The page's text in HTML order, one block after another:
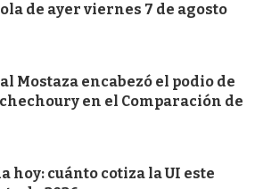
de ayer viernes 7 de agosto
Mostaza encabezó el podio de
en el Comparación de
hoy: cuánto cotiza la UI este